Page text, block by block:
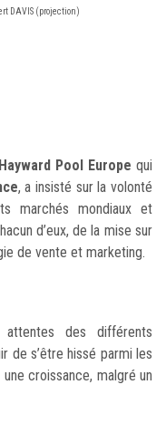
DAVIS (projection)
Pool Europe qui
, a insisté sur la volonté
marchés mondiaux et
d’eux, de la mise sur
de vente et marketing.
des différents
de s’être hissé parmi les
croissance, malgré un